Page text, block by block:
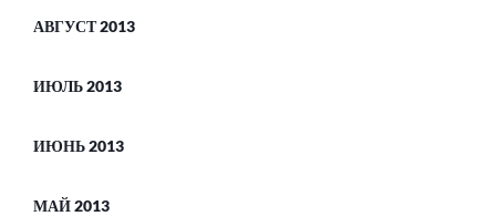
АВГУСТ 2013
ИЮЛЬ 2013
ИЮНЬ 2013
МАЙ 2013